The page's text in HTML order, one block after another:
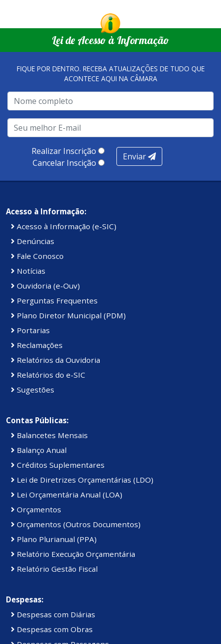
Lei de Acesso à Informação
FIQUE POR DENTRO. RECEBA ATUALIZAÇÕES DE TUDO QUE
ACONTECE AQUI NA CÂMARA
Realizar Inscrição
Cancelar Inscição
Enviar
Acesso à Informação:
Acesso à Informação (e-SIC)
Denúncias
Fale Conosco
Notícias
Ouvidoria (e-Ouv)
Perguntas Frequentes
Plano Diretor Municipal (PDM)
Portarias
Reclamações
Relatórios da Ouvidoria
Relatórios do e-SIC
Sugestões
Contas Públicas:
Balancetes Mensais
Balanço Anual
Créditos Suplementares
Lei de Diretrizes Orçamentárias (LDO)
Lei Orçamentária Anual (LOA)
Orçamentos
Orçamentos (Outros Documentos)
Plano Plurianual (PPA)
Relatório Execução Orçamentária
Relatório Gestão Fiscal
Despesas:
Despesas com Diárias
Despesas com Obras